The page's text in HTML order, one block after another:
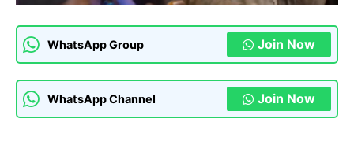
WhatsApp Group Join Now
WhatsApp Channel Join Now